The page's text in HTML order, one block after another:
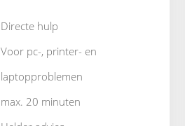
Directe hulp
Voor pc-, printer- en
laptopproblemen
max. 20 minuten